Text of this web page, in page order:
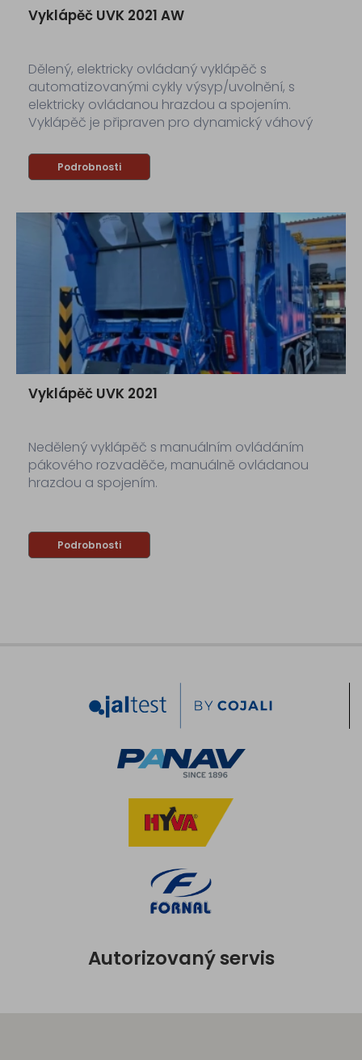
Vyklápěč UVK 2021 AW
Dělený, elektricky ovládaný vyklápěč s
automatizovanými cykly výsyp/uvolnění, s
elektricky ovládanou hrazdou a spojením.
Vyklápěč je připraven pro dynamický váhový
Podrobnosti
Vyklápěč UVK 2021
Nedělený vyklápěč s manuálním ovládáním
pákového rozvaděče, manuálně ovládanou
hrazdou a spojením.
Podrobnosti
Autorizovaný servis